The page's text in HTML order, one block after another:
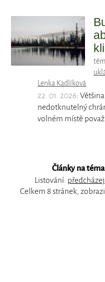
Lenka Kadlíková
22. 01. 2026:
nedotknutelný
volném místě
Články na téma
Listování:
Celkem 8 stránek,